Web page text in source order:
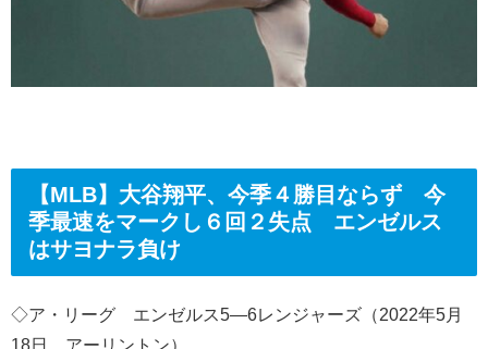
【MLB】大谷翔平、今季４勝目ならず 今
季最速をマークし６回２失点 エンゼルス
はサヨナラ負け
◇ア・リーグ エンゼルス5―6レンジャーズ（2022年5月
18日 アーリントン）